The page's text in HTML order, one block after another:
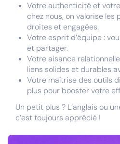
Votre authenticité et
chez nous, on valorise les
droites et engagées.
Votre esprit d’équipe :
et partager.
Votre aisance
liens solides et durables
Votre maîtrise des outils
plus pour booster votre
Un petit plus ? L’anglais ou
c’est toujours apprécié !